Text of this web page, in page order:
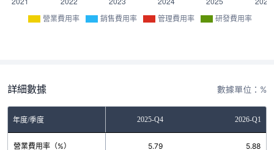
營業費用率 銷售費用率 管理費用率 研發費用率
詳細數據 數據單位：%
年度/季度2025-Q3 2025-Q4 2026-Q1
營業費用率（%）
5.11 5.79 5.88